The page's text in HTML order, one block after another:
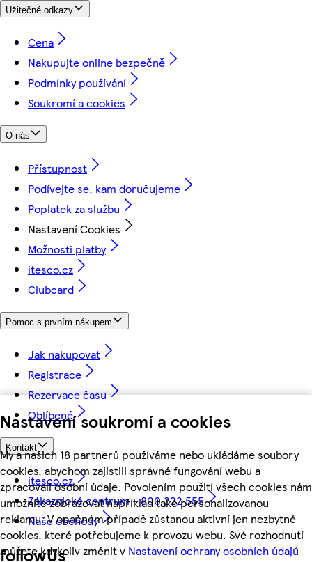
Nastavení soukromí a cookies
My a našich 18 partnerů používáme nebo ukládáme soubory
cookies, abychom zajistili správné fungování webu a
zpracovali osobní údaje. Povolením použití všech cookies nám
umožníte zobrazovat například také personalizovanou
reklamu. V opačném případě zůstanou aktivní jen nezbytné
cookies, které potřebujeme k provozu webu. Své rozhodnutí
můžete kdykoliv změnit v Nastavení ochrany osobních údajů
Užitečné odkazy
Cena
Nakupujte online bezpečně
Podmínky používání
Soukromí a cookies
O nás
Přístupnost
Podívejte se, kam doručujeme
Poplatek za službu
Nastavení Cookies
Možnosti platby
itesco.cz
Clubcard
Pomoc s prvním nákupem
Jak nakupovat
Registrace
Rezervace času
Oblíbené
Kontakt
itesco.cz
Zákaznické centrum - 800 222 555
Naše obchody
followUs